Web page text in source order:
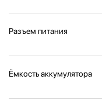
Разъем питания
Ёмкость аккумулятора